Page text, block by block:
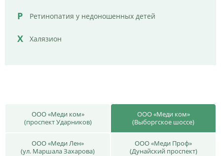
Р Ретинопатия у недоношенных детей
Х Халязион
ООО «Меди ком»
(проспект Ударников)
ООО «Меди ком»
(Выборгское шоссе)
ООО «Меди Лен»
(ул. Маршала Захарова)
ООО «Меди Проф»
(Дунайский проспект)